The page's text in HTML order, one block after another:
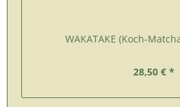
WAKATAKE (Koch-
28,50 € *